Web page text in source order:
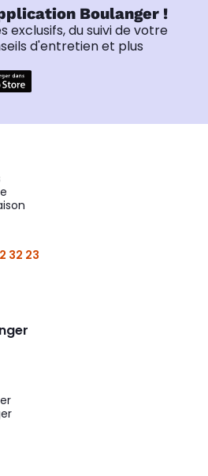
Boulanger !
exclusifs, du suivi de votre
d'entretien et plus
32 23